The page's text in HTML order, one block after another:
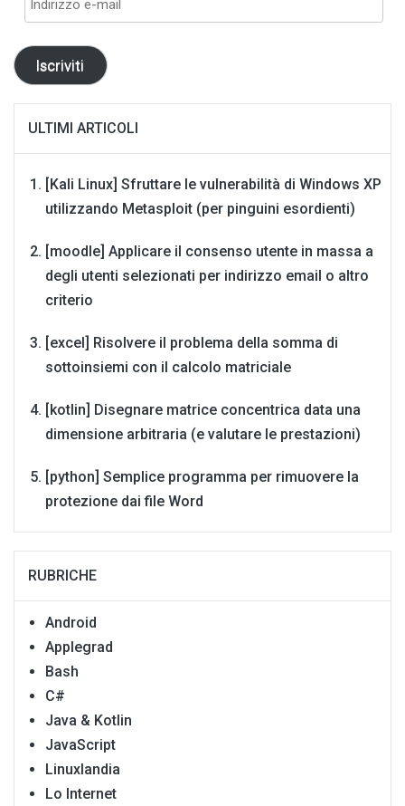
Iscriviti
ULTIMI ARTICOLI
[Kali Linux] Sfruttare le vulnerabilità di Windows XP
utilizzando Metasploit (per pinguini esordienti)
[moodle] Applicare il consenso utente in massa a
degli utenti selezionati per indirizzo email o altro
criterio
[excel] Risolvere il problema della somma di
sottoinsiemi con il calcolo matriciale
[kotlin] Disegnare matrice concentrica data una
dimensione arbitraria (e valutare le prestazioni)
[python] Semplice programma per rimuovere la
protezione dai file Word
RUBRICHE
Android
Applegrad
Bash
C#
Java & Kotlin
JavaScript
Linuxlandia
Lo Internet